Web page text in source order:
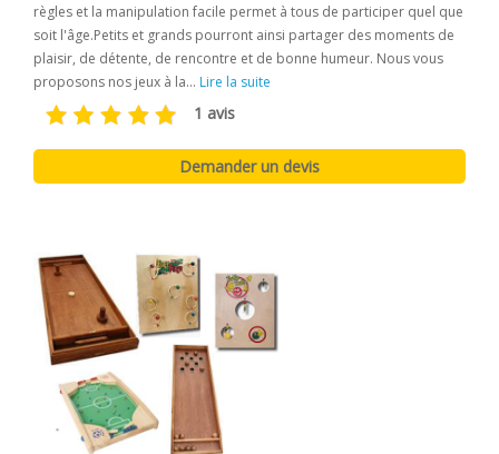
règles et la manipulation facile permet à tous de participer quel que
soit l'âge.Petits et grands pourront ainsi partager des moments de
plaisir, de détente, de rencontre et de bonne humeur. Nous vous
proposons nos jeux à la... Lire la suite
1 avis